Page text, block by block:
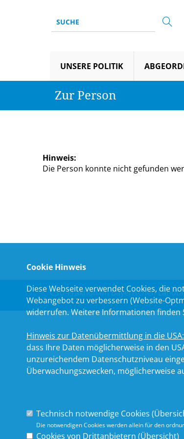
UNSERE POLITIK
Zur Person
Hinweis:
Die Person konnte nicht gefunden
CSU-Fraktion im Bayerischen
Cookie Hinweis
Diese Webseite verwendet Cookies, die
Webangebot zu verbessern (Website-
widerrufen. Weitere Informationen finden
Hinweis zur Datenübermittlung in die USA:
dass Ihre Daten möglicherweise in den
unzureichendem Datenschutzniveau
Überwachungszwecken, möglicherweise
Technisch notwendige Cookies (
Die notwendigen Cookies werden allein für den
Cookies von Drittanbietern (Übersicht)